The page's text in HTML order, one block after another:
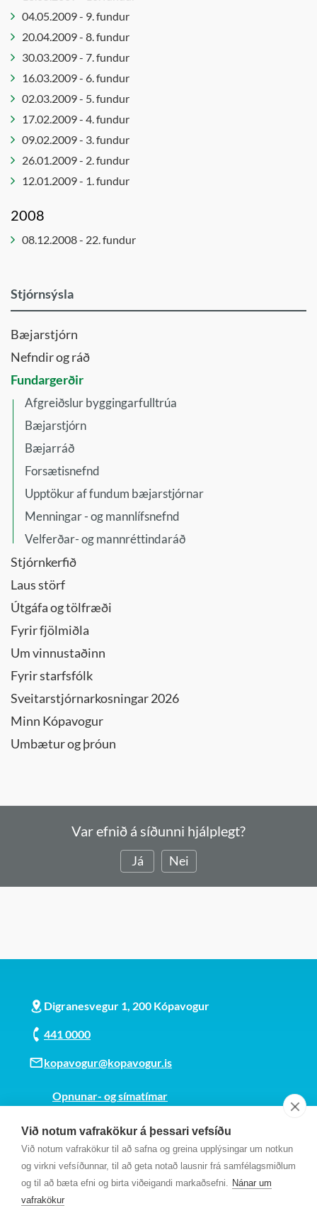
Við notum vafrakökur á þessari vefsíðu
Við notum vafrakökur til að safna og greina upplýsingar um notkun
og virkni vefsíðunnar, til að geta notað lausnir frá samfélagsmiðlum
og til að bæta efni og birta viðeigandi markaðsefni. Nánar um
vafrakökur
04.05.2009 - 9. fundur
20.04.2009 - 8. fundur
30.03.2009 - 7. fundur
16.03.2009 - 6. fundur
02.03.2009 - 5. fundur
17.02.2009 - 4. fundur
09.02.2009 - 3. fundur
26.01.2009 - 2. fundur
12.01.2009 - 1. fundur
2008
08.12.2008 - 22. fundur
Stjórnsýsla
Bæjarstjórn
Nefndir og ráð
Fundargerðir
Afgreiðslur byggingarfulltrúa
Bæjarstjórn
Bæjarráð
Forsætisnefnd
Upptökur af fundum bæjarstjórnar
Menningar - og mannlífsnefnd
Velferðar- og mannréttindaráð
Stjórnkerfið
Laus störf
Útgáfa og tölfræði
Fyrir fjölmiðla
Um vinnustaðinn
Fyrir starfsfólk
Sveitarstjórnarkosningar 2026
Minn Kópavogur
Umbætur og þróun
Var efnið á síðunni hjálplegt?
Já Nei
Digranesvegur 1, 200 Kópavogur
441 0000
kopavogur@kopavogur.is
Opnunar- og símatímar
Kt. 700169-3759
Fundarmannagátt